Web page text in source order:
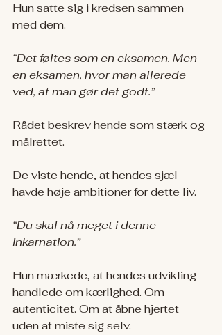
Hun satte sig i kredsen sammen
med dem.
“Det føltes som en eksamen. Men
en eksamen, hvor man allerede
ved, at man gør det godt.”
Rådet beskrev hende som stærk og
målrettet.
De viste hende, at hendes sjæl
havde høje ambitioner for dette liv.
“Du skal nå meget i denne
inkarnation.”
Hun mærkede, at hendes udvikling
handlede om kærlighed. Om
autenticitet. Om at åbne hjertet
uden at miste sig selv.